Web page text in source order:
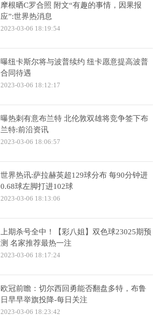
摩根晒C罗合照 附文“有趣的事情，因果报
应”:世界热消息
2023-03-06 18:19:54
曝纽卡斯尔将与波普续约 纽卡愿意提高波普
合同待遇
2023-03-06 18:12:17
曝热刺有意布兰特 北伦敦双雄将竞争签下布
兰特:前沿资讯
2023-03-06 18:06:57
世界热讯:萨拉赫英超129球分布 每90分钟进
0.68球左脚打进102球
2023-03-06 18:13:06
上期杀号全中！【彩八姐】双色球23025期预
测 名家推荐最热一注
2023-03-06 18:17:24
欧冠前瞻：切尔西回勇能否翻盘多特，布鲁
日早早举旗投降-每日关注
2023-03-06 18:23:42